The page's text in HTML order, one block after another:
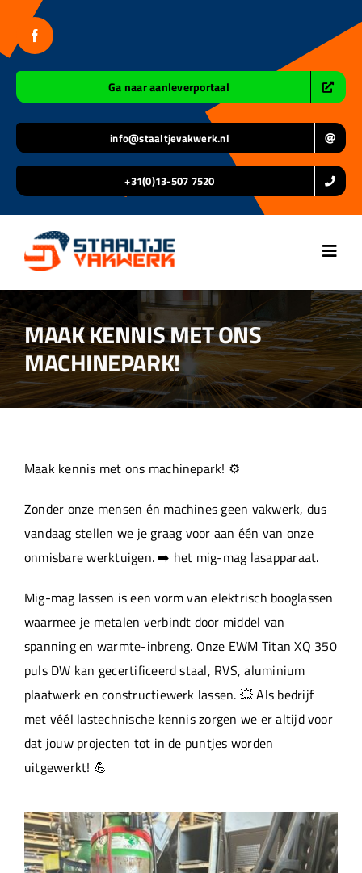
inhoud
Ga naar aanleverportaal
info@staaltjevakwerk.nl
+31(0)13-507 7520
Home
Over ons
Machinepark
Werken bij
MAAK KENNIS MET ONS
MACHINEPARK!
Maak kennis met ons machinepark! ⚙️
Zonder onze mensen én machines geen vakwerk, dus
vandaag stellen we je graag voor aan één van onze
onmisbare werktuigen. ➡️ het mig-mag lasapparaat.
Mig-mag lassen is een vorm van elektrisch booglassen
waarmee je metalen verbindt door middel van
spanning en warmte-inbreng. Onze EWM Titan XQ 350
puls DW kan gecertificeerd staal, RVS, aluminium
plaatwerk en constructiewerk lassen. 💥 Als bedrijf
met véél lastechnische kennis zorgen we er altijd voor
dat jouw projecten tot in de puntjes worden
uitgewerkt! 💪